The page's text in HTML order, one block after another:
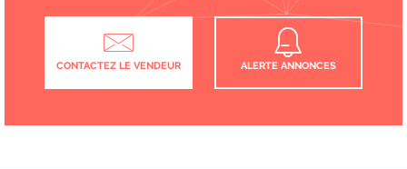
CONTACTEZ LE VENDEUR ALERTE ANNONCES